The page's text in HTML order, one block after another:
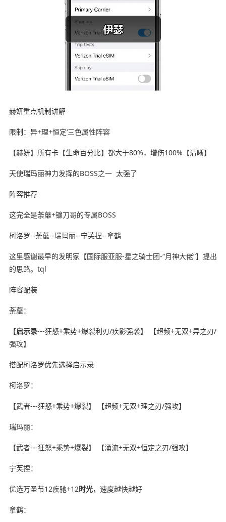
赫妍重点机制讲解
限制：异+理+恒定‘三色属性阵容
【赫妍】所有卡【生命百分比】都大于80%，增伤100%【清晰】
天使瑞玛丽神力发挥的BOSS之一 太强了
阵容推荐
这完全是荼蘼+镰刀哥的专属BOSS
柯洛罗--荼蘼--瑞玛丽--宁芙捏--拿鹤
这里感谢最早的发明家【国际服亚服-星之骑士团-“月神大佬”】提出
的思路。tql
阵容配装
荼蘼：
【启示录---狂怒+乘势+爆裂利刃/疾影强袭】 【超频+无双+异之刃/
强攻】
搭配柯洛罗优先选择启示录
柯洛罗：
【武者---狂怒+乘势+爆裂】 【超频+无双+理之刃/强攻】
瑞玛丽：
【武者---狂怒+乘势+爆裂】 【涌流+无双+恒定之刃/强攻】
宁芙捏：
优选万圣节12疾驰+12时光，速度越快越好
拿鹤：